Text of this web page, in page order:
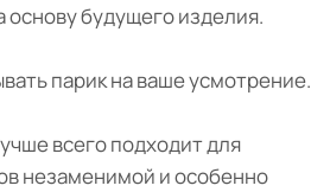
основу будущего изделия.
парик на ваше усмотрение.
всего подходит для
незаменимой и особенно